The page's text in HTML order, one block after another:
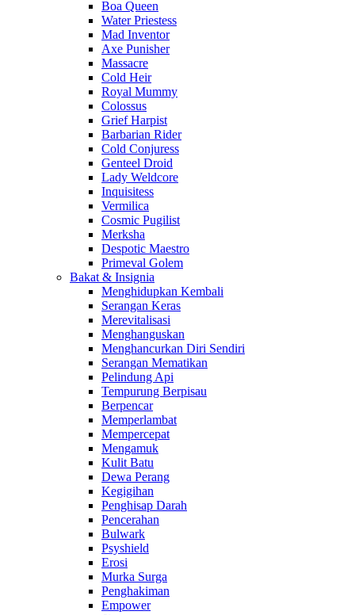
Boa Queen
Water Priestess
Mad Inventor
Axe Punisher
Massacre
Cold Heir
Royal Mummy
Colossus
Grief Harpist
Barbarian Rider
Cold Conjuress
Genteel Droid
Lady Weldcore
Inquisitess
Vermilica
Cosmic Pugilist
Merksha
Despotic Maestro
Primeval Golem
Bakat & Insignia
Menghidupkan Kembali
Serangan Keras
Merevitalisasi
Menghanguskan
Menghancurkan Diri Sendiri
Serangan Mematikan
Pelindung Api
Tempurung Berpisau
Berpencar
Memperlambat
Mempercepat
Mengamuk
Kulit Batu
Dewa Perang
Kegigihan
Penghisap Darah
Pencerahan
Bulwark
Psyshield
Erosi
Murka Surga
Penghakiman
Empower